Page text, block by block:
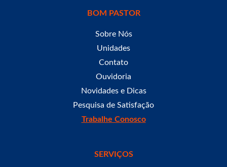
BOM PASTOR
Sobre Nós
Unidades
Contato
Ouvidoria
Novidades e Dicas
Pesquisa de Satisfação
Trabalhe Conosco
SERVIÇOS